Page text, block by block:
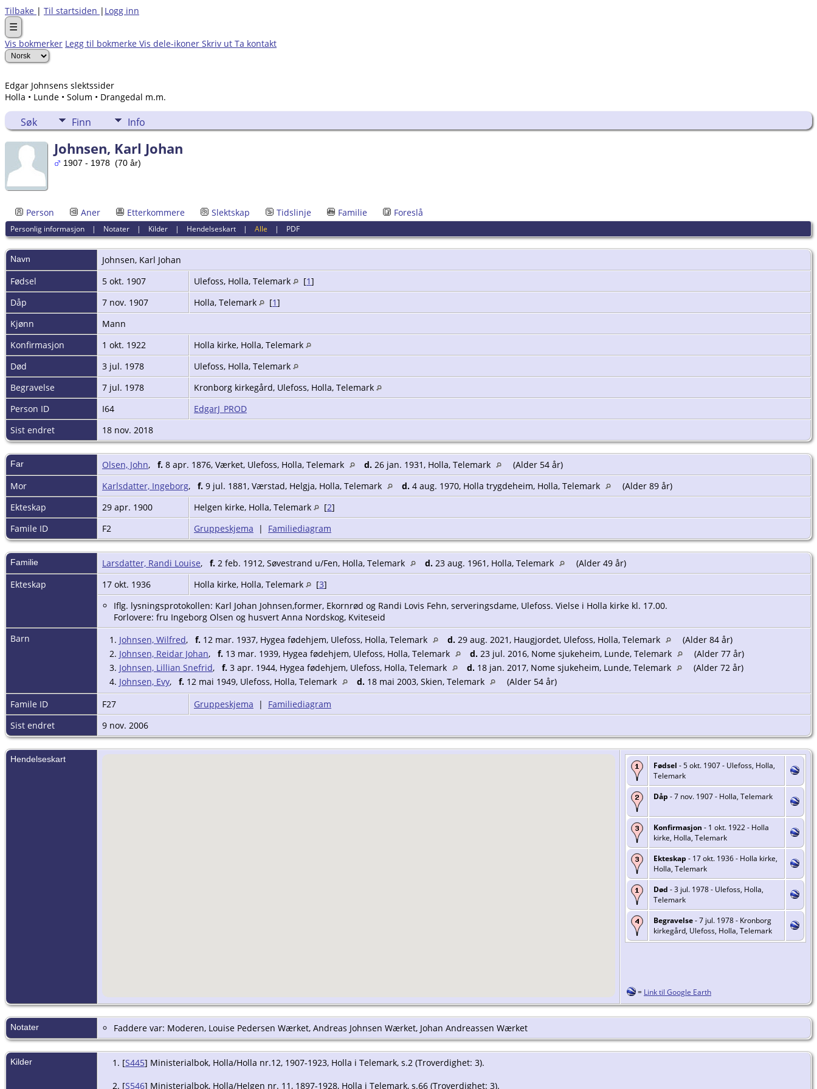
Tilbake | Til startsiden | Logg inn
☰
Vis bokmerker Legg til bokmerke Vis dele-ikoner Skriv ut Ta kontakt
Edgar Johnsens slektssider
Holla • Lunde • Solum • Drangedal m.m.
Søk Finn Info
Johnsen, Karl Johan
1907 - 1978 (70 år)
Person Aner Etterkommere Slektskap Tidslinje Familie Foreslå
Personlig informasjon | Notater | Kilder | Hendelseskart |Alle | PDF
Navn Johnsen, Karl Johan
Fødsel
5 okt. 1907 Ulefoss, Holla, Telemark [1]
Dåp
7 nov. 1907 Holla, Telemark [1]
Kjønn
Mann
Konfirmasjon
1 okt. 1922
Holla kirke, Holla, Telemark
Død
3 jul. 1978
Ulefoss, Holla, Telemark
Begravelse
7 jul. 1978
Kronborg kirkegård, Ulefoss, Holla, Telemark
Person ID
I64
EdgarJ_PROD
Sist endret
18 nov. 2018
Far Olsen, John, f. 8 apr. 1876, Værket, Ulefoss, Holla, Telemark d. 26 jan. 1931, Holla, Telemark
(Alder 54 år)
Mor
Karlsdatter, Ingeborg, f. 9 jul. 1881, Værstad, Helgja, Holla, Telemark d. 4 aug. 1970, Holla trygdeheim, Holla, Telemark
(Alder 89 år)
Ekteskap
29 apr. 1900 Helgen kirke, Holla, Telemark [2]
Famile ID
F2 Gruppeskjema | Familiediagram
Familie Larsdatter, Randi Louise, f. 2 feb. 1912, Søvestrand u/Fen, Holla, Telemark d. 23 aug. 1961, Holla, Telemark
(Alder 49 år)
Ekteskap
17 okt. 1936 Holla kirke, Holla, Telemark [3]
Iflg. lysningsprotokollen: Karl Johan Johnsen,former, Ekornrød og Randi Lovis Fehn, serveringsdame, Ulefoss. Vielse i Holla kirke kl. 17.00.
Forlovere: fru Ingeborg Olsen og husvert Anna Nordskog, Kviteseid
Barn
1. Johnsen, Wilfred, f. 12 mar. 1937, Hygea fødehjem, Ulefoss, Holla, Telemark d. 29 aug. 2021, Haugjordet, Ulefoss, Holla, Telemark
(Alder 84 år)
2. Johnsen, Reidar Johan, f. 13 mar. 1939, Hygea fødehjem, Ulefoss, Holla, Telemark d. 23 jul. 2016, Nome sjukeheim, Lunde, Telemark
(Alder 77 år)
3. Johnsen, Lillian Snefrid, f. 3 apr. 1944, Hygea fødehjem, Ulefoss, Holla, Telemark d. 18 jan. 2017, Nome sjukeheim, Lunde, Telemark
(Alder 72 år)
4. Johnsen, Evy, f. 12 mai 1949, Ulefoss, Holla, Telemark d. 18 mai 2003, Skien, Telemark
(Alder 54 år)
Famile ID
F27 Gruppeskjema | Familiediagram
Sist endret
9 nov. 2006
Hendelseskart
Fødsel - 5 okt. 1907 - Ulefoss, Holla,
Telemark
Dåp - 7 nov. 1907 - Holla, Telemark
Konfirmasjon - 1 okt. 1922 - Holla
kirke, Holla, Telemark
Ekteskap - 17 okt. 1936 - Holla kirke,
Holla, Telemark
Død - 3 jul. 1978 - Ulefoss, Holla,
Telemark
Begravelse- 7 jul. 1978 - Kronborg
kirkegård, Ulefoss, Holla, Telemark
= Link til Google Earth
Notater Faddere var: Moderen, Louise Pedersen Wærket, Andreas Johnsen Wærket, Johan Andreassen Wærket
Kilder [S445] Ministerialbok, Holla/Holla nr.12, 1907-1923, Holla i Telemark, s.2 (Troverdighet: 3).
[S546] Ministerialbok, Holla/Helgen nr. 11, 1897-1928, Holla i Telemark, s.66 (Troverdighet: 3).